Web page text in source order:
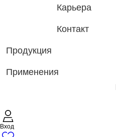
Карьера
Контакт
Продукция
Применения
Вход